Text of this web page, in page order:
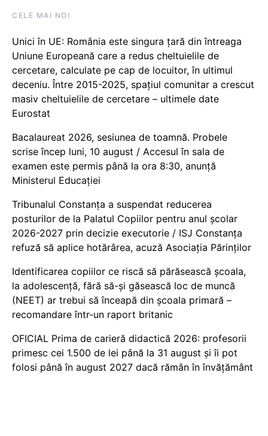
CELE MAI NOI
Unici în UE: România este singura țară din întreaga
Uniune Europeană care a redus cheltuielile de
cercetare, calculate pe cap de locuitor, în ultimul
deceniu. Între 2015-2025, spațiul comunitar a crescut
masiv cheltuielile de cercetare – ultimele date
Eurostat
Bacalaureat 2026, sesiunea de toamnă. Probele
scrise încep luni, 10 august / Accesul în sala de
examen este permis până la ora 8:30, anunță
Ministerul Educației
Tribunalul Constanța a suspendat reducerea
posturilor de la Palatul Copiilor pentru anul școlar
2026-2027 prin decizie executorie / ISJ Constanța
refuză să aplice hotărârea, acuză Asociația Părinților
Identificarea copiilor ce riscă să părăsească școala,
la adolescență, fără să-și găsească loc de muncă
(NEET) ar trebui să înceapă din școala primară –
recomandare într-un raport britanic
OFICIAL Prima de carieră didactică 2026: profesorii
primesc cei 1.500 de lei până la 31 august și îi pot
folosi până în august 2027 dacă rămân în învățământ